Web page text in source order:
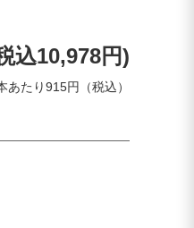
込10,978円)
あたり915円（税込）